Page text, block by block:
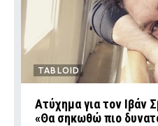
TABLOID
Ατύχημα για τον Ιβάν
«Θα σηκωθώ πιο